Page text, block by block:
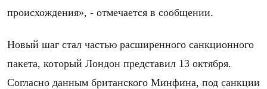
происхождения», - отмечается в сообщении.
Новый шаг стал частью расширенного санкционного
пакета, который Лондон представил 13 октября.
Согласно данным британского Минфина, под санкции